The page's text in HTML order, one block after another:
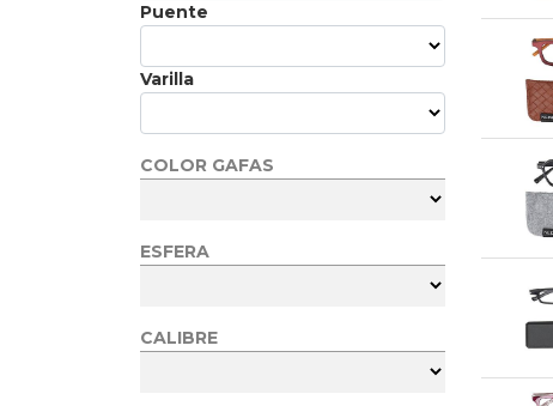
Puente
Varilla
COLOR GAFAS
ESFERA
CALIBRE